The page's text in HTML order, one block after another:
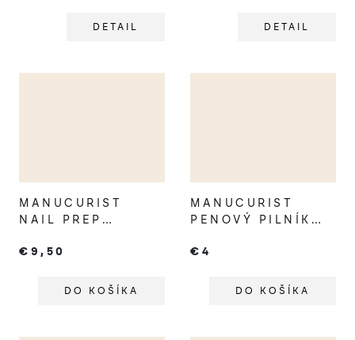
DETAIL DETAIL
MANUCURIST
NAIL PREP
NECHTOV
€9,50
DO KOŠÍKA
MANUCURIST
PENOVÝ PILNÍK
NECHTOV
€4
DO KOŠÍKA